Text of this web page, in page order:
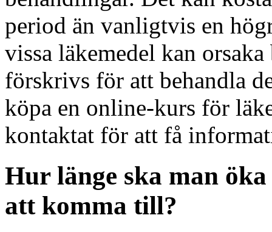
period än vanligtvis en
vissa läkemedel kan
förskrivs för att behandla
köpa en online-kurs för
kontaktat för att få
Hur länge ska man
att komma till?